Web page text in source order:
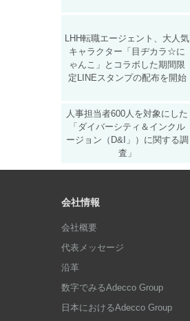
LHH転職エージェント、大人気
キャラクター「目ヂカラ☆に
ゃんこ」とコラボした期間限
定LINEスタンプの配布を開始
人事担当者600人を対象にした
「ダイバーシティ＆インクル
ージョン（D&I」）に関する調
査」
会社情報
会社概要
代表メッセージ
沿革
数字でみるAdecco Group
日本におけるAdecco Group